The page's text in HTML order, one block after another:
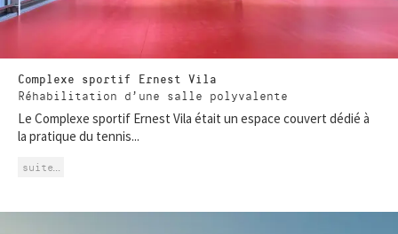
Complexe sportif Ernest Vila
Réhabilitation d’une salle polyvalente
Le Complexe sportif Ernest Vila était un espace couvert dédié à
la pratique du tennis...
suite…